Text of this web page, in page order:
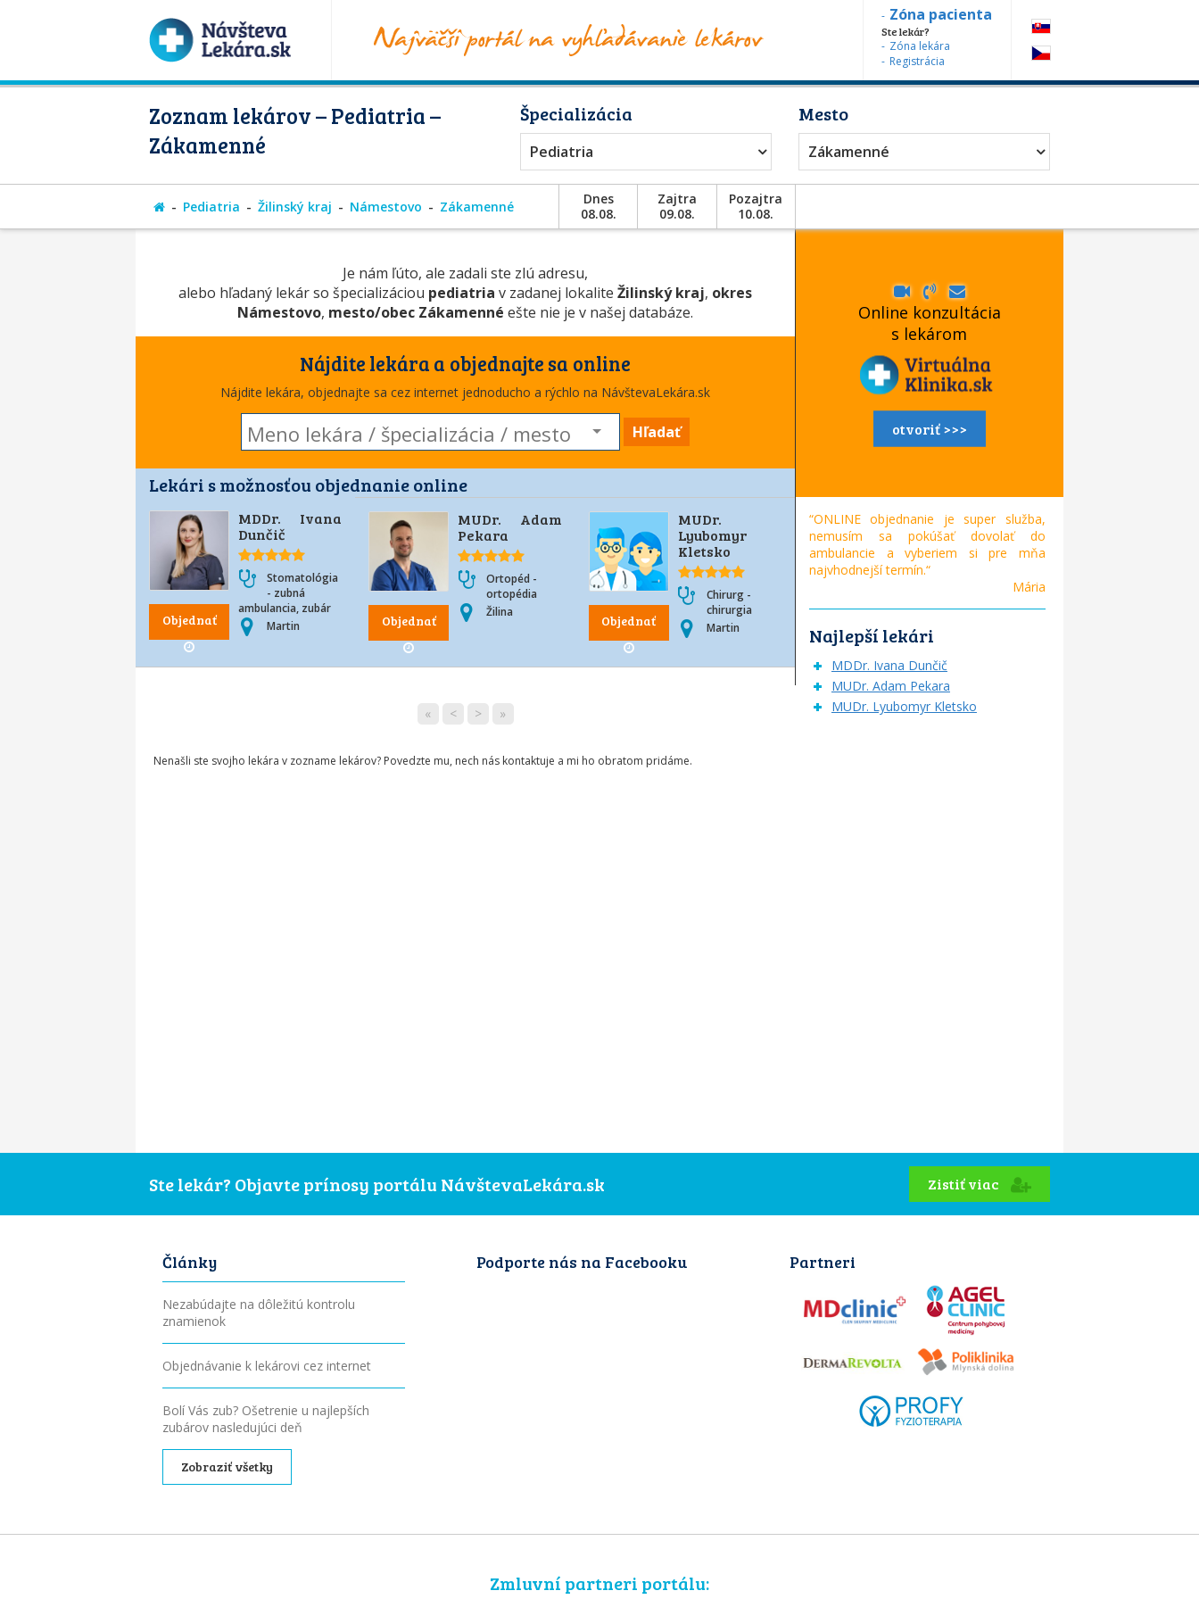
Zóna pacienta
Ste lekár?
Zóna lekára
Registrácia
Zoznam lekárov – Pediatria –
Zákamenné
Špecializácia
Pediatria
Mesto
Zákamenné
Pediatria Žilinský kraj Námestovo Zákamenné
Dnes
08.08.
Zajtra
09.08.
Pozajtra
10.08.
Je nám ľúto, ale zadali ste zlú adresu,
alebo hľadaný lekár so špecializáciou pediatria v zadanej lokalite Žilinský kraj, okres
Námestovo, mesto/obec Zákamenné ešte nie je v našej databáze.
Nájdite lekára a objednajte sa online
Nájdite lekára, objednajte sa cez internet jednoducho a rýchlo na NávštevaLekára.sk
Hľadať
Lekári s možnosťou objednanie online
Objednať
MDDr. Ivana
Dunčič
Stomatológia
- zubná
ambulancia, zubár
Martin
Objednať
MUDr. Adam
Pekara
Ortopéd -
ortopédia
Žilina
Objednať
MUDr.
Lyubomyr
Kletsko
Chirurg -
chirurgia
Martin
« < > »
Nenašli ste svojho lekára v zozname lekárov? Povedzte mu, nech nás kontaktuje a mi ho obratom pridáme.
Online konzultácia
s lekárom
otvoriť >>>
“ONLINE objednanie je super služba,
nemusím sa pokúšať dovolať do
ambulancie a vyberiem si pre mňa
najvhodnejší termín.“
Mária
Najlepší lekári
MDDr. Ivana Dunčič
MUDr. Adam Pekara
MUDr. Lyubomyr Kletsko
Ste lekár? Objavte prínosy portálu NávštevaLekára.sk Zistiť viac
Články
Nezabúdajte na dôležitú kontrolu
znamienok
Objednávanie k lekárovi cez internet
Bolí Vás zub? Ošetrenie u najlepších
zubárov nasledujúci deň
Zobraziť všetky
Podporte nás na Facebooku Partneri
Zmluvní partneri portálu: